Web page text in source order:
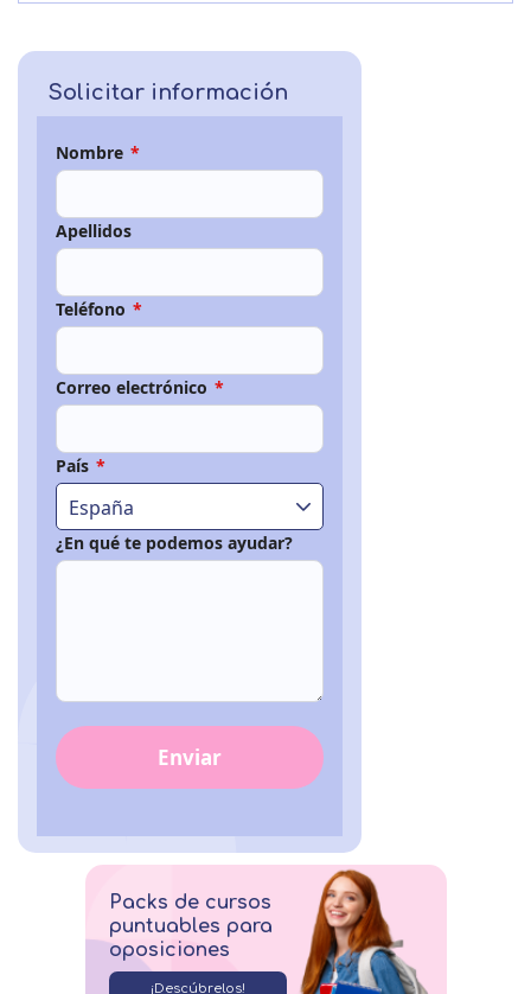
Solicitar información
Nombre *
Apellidos
Teléfono *
Correo electrónico *
País *
España
¿En qué te podemos ayudar?
Enviar
Packs de cursos
puntuables para
oposiciones
¡Descúbrelos!